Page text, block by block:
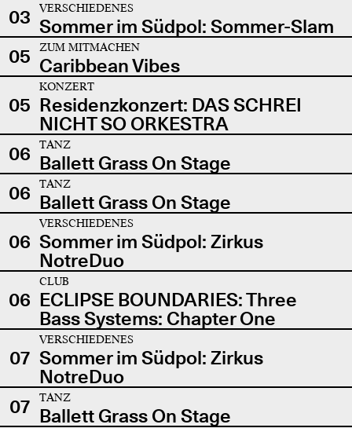
03
VERSCHIEDENES
Sommer im Südpol: Sommer-Slam
05
ZUM MITMACHEN
Caribbean Vibes
05
KONZERT
Residenzkonzert: DAS SCHREI
NICHT SO ORKESTRA
06
TANZ
Ballett Grass On Stage
06
TANZ
Ballett Grass On Stage
06
VERSCHIEDENES
Sommer im Südpol: Zirkus
NotreDuo
06
CLUB
ECLIPSE BOUNDARIES: Three
Bass Systems: Chapter One
07
VERSCHIEDENES
Sommer im Südpol: Zirkus
NotreDuo
07
TANZ
Ballett Grass On Stage